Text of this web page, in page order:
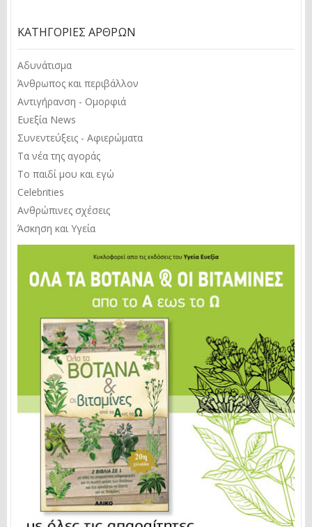
ΚΑΤΗΓΟΡΊΕΣ ΆΡΘΡΩΝ
Αδυνάτισμα
Άνθρωπος και περιβάλλον
Αντιγήρανση - Ομορφιά
Ευεξία News
Συνεντεύξεις - Αφιερώματα
Τα νέα της αγοράς
Το παιδί μου και εγώ
Celebrities
Ανθρώπινες σχέσεις
Άσκηση και Υγεία